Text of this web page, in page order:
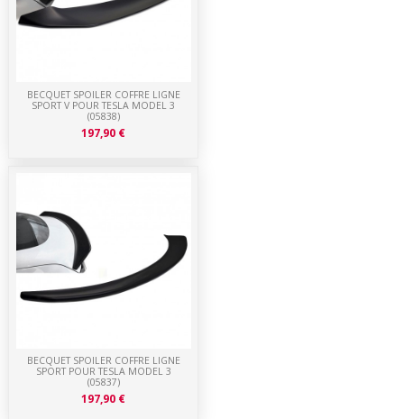
BECQUET SPOILER COFFRE LIGNE
SPORT POUR TESLA MODEL 3
(05837)
197,90 €
BECQUET SPOILER COFFRE LIGNE
SPORT V POUR TESLA MODEL 3
(05838)
197,90 €